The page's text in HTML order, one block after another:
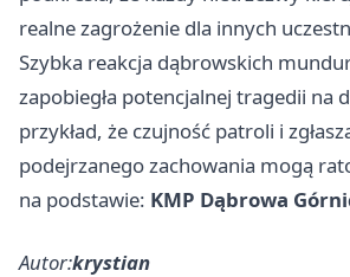
realne zagrożenie dla innych
Szybka reakcja dąbrowskich
zapobiegła potencjalnej tragedii na
przykład, że czujność patroli i
podejrzanego zachowania mogą
na podstawie: KMP Dąbrowa
Autor:krystian